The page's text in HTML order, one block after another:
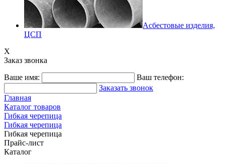
Асбестовые изделия,
ЦСП
X
Заказ звонка
Ваше имя:
Ваш телефон:
Заказать звонок
Главная
Каталог товаров
Гибкая черепица
Гибкая черепица
Гибкая черепица
Прайс-лист
Каталог